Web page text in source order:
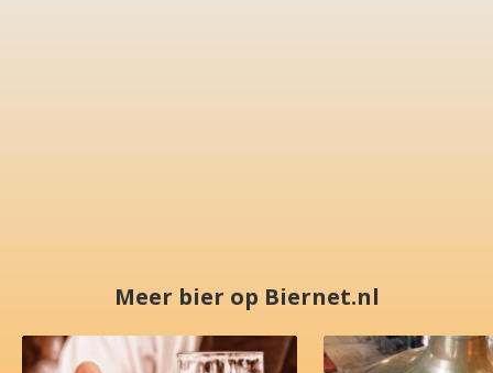
Meer bier op Biernet.nl